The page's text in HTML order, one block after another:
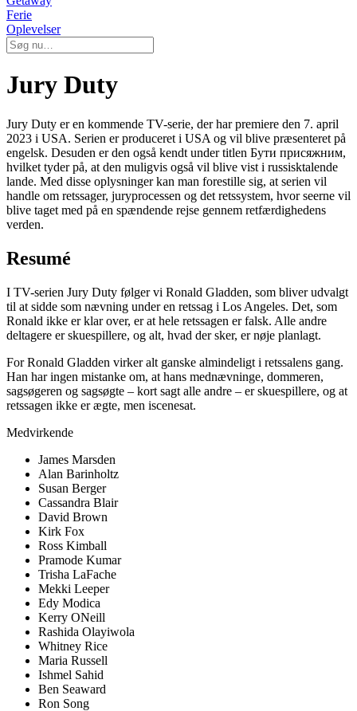
Ferie
Oplevelser
Jury Duty
Jury Duty er en kommende TV-serie, der har premiere den 7. april
2023 i USA. Serien er produceret i USA og vil blive præsenteret på
engelsk. Desuden er den også kendt under titlen Бути присяжним,
hvilket tyder på, at den muligvis også vil blive vist i russisktalende
lande. Med disse oplysninger kan man forestille sig, at serien vil
handle om retssager, juryprocessen og det retssystem, hvor seerne vil
blive taget med på en spændende rejse gennem retfærdighedens
verden.
Resumé
I TV-serien Jury Duty følger vi Ronald Gladden, som bliver udvalgt
til at sidde som nævning under en retssag i Los Angeles. Det, som
Ronald ikke er klar over, er at hele retssagen er falsk. Alle andre
deltagere er skuespillere, og alt, hvad der sker, er nøje planlagt.
For Ronald Gladden virker alt ganske almindeligt i retssalens gang.
Han har ingen mistanke om, at hans mednævninge, dommeren,
sagsøgeren og sagsøgte – kort sagt alle andre – er skuespillere, og at
retssagen ikke er ægte, men iscenesat.
Medvirkende
James Marsden
Alan Barinholtz
Susan Berger
Cassandra Blair
David Brown
Kirk Fox
Ross Kimball
Pramode Kumar
Trisha LaFache
Mekki Leeper
Edy Modica
Kerry ONeill
Rashida Olayiwola
Whitney Rice
Maria Russell
Ishmel Sahid
Ben Seaward
Ron Song